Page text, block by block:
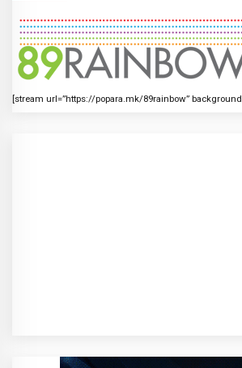
[stream url=”https://popara.mk/89rainbow”